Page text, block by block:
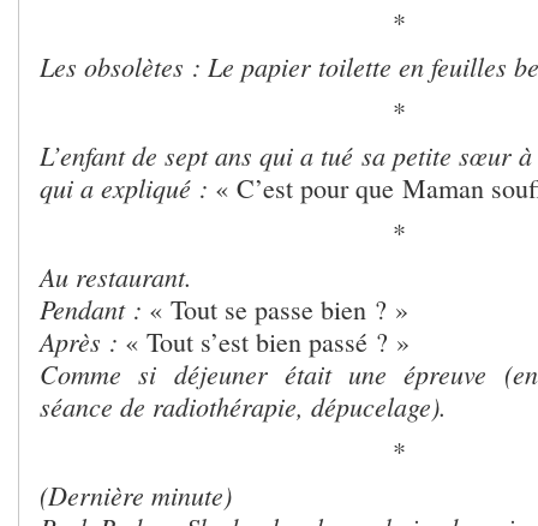
*
Les obsolètes : Le papier toilette en feuilles
*
L’enfant de sept ans qui a tué sa petite sœur
qui a expliqué : « C’est pour que Maman
*
Au restaurant.
Pendant : « Tout se passe bien ? »
Après : « Tout s’est bien passé ? »
Comme si déjeuner était une épreuve
séance de radiothérapie, dépucelage).
*
(Dernière minute)